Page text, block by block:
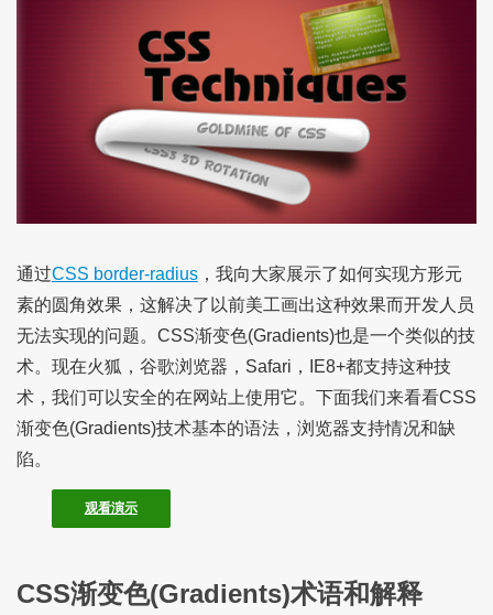
通过CSS border-radius，我向大家展示了如何实现方形元
素的圆角效果，这解决了以前美工画出这种效果而开发人员
无法实现的问题。CSS渐变色(Gradients)也是一个类似的技
术。现在火狐，谷歌浏览器，Safari，IE8+都支持这种技
术，我们可以安全的在网站上使用它。下面我们来看看CSS
渐变色(Gradients)技术基本的语法，浏览器支持情况和缺
陷。
观看演示
CSS渐变色(Gradients)术语和解释